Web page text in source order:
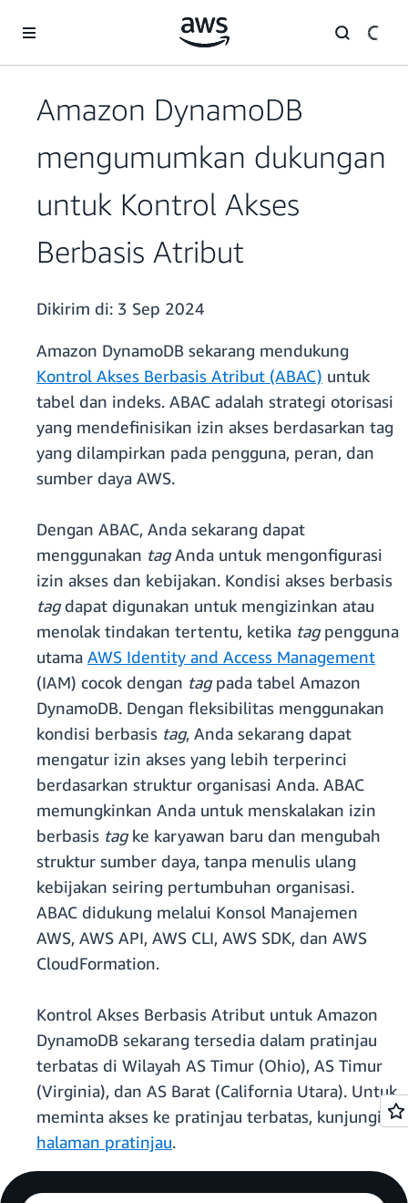
Amazon DynamoDB
mengumumkan dukungan
untuk Kontrol Akses
Berbasis Atribut
Dikirim di: 3 Sep 2024
Amazon DynamoDB sekarang mendukung
Kontrol Akses Berbasis Atribut (ABAC) untuk
tabel dan indeks. ABAC adalah strategi otorisasi
yang mendefinisikan izin akses berdasarkan tag
yang dilampirkan pada pengguna, peran, dan
sumber daya AWS.
Dengan ABAC, Anda sekarang dapat
menggunakan tagAnda untuk mengonfigurasi
izin akses dan kebijakan. Kondisi akses berbasis
tagdapat digunakan untuk mengizinkan atau
menolak tindakan tertentu, ketika tagpengguna
utama AWS Identity and Access Management
(IAM) cocok dengan tagpada tabel Amazon
DynamoDB. Dengan fleksibilitas menggunakan
kondisi berbasis tag, Anda sekarang dapat
mengatur izin akses yang lebih terperinci
berdasarkan struktur organisasi Anda. ABAC
memungkinkan Anda untuk menskalakan izin
berbasis tagke karyawan baru dan mengubah
struktur sumber daya, tanpa menulis ulang
kebijakan seiring pertumbuhan organisasi.
ABAC didukung melalui Konsol Manajemen
AWS, AWS API, AWS CLI, AWS SDK, dan AWS
CloudFormation.
Kontrol Akses Berbasis Atribut untuk Amazon
DynamoDB sekarang tersedia dalam pratinjau
terbatas di Wilayah AS Timur (Ohio), AS Timur
(Virginia), dan AS Barat (California Utara). Untuk
meminta akses ke pratinjau terbatas, kunjungi
halaman pratinjau.